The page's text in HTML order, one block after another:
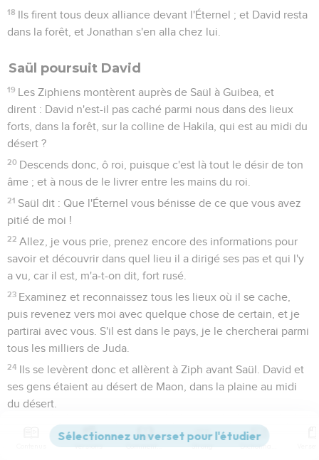
18 Ils firent tous deux alliance devant l'Éternel ; et David resta
dans la forêt, et Jonathan s'en alla chez lui.
Saül poursuit David
19 Les Ziphiens montèrent auprès de Saül à Guibea, et
dirent : David n'est-il pas caché parmi nous dans des lieux
forts, dans la forêt, sur la colline de Hakila, qui est au midi du
désert ?
20 Descends donc, ô roi, puisque c'est là tout le désir de ton
âme ; et à nous de le livrer entre les mains du roi.
21 Saül dit : Que l'Éternel vous bénisse de ce que vous avez
pitié de moi !
22 Allez, je vous prie, prenez encore des informations pour
savoir et découvrir dans quel lieu il a dirigé ses pas et qui l'y
a vu, car il est, m'a-t-on dit, fort rusé.
23 Examinez et reconnaissez tous les lieux où il se cache,
puis revenez vers moi avec quelque chose de certain, et je
partirai avec vous. S'il est dans le pays, je le chercherai parmi
tous les milliers de Juda.
24 Ils se levèrent donc et allèrent à Ziph avant Saül. David et
ses gens étaient au désert de Maon, dans la plaine au midi
du désert.
Saül partit avec ses gens à la recherche de David. Et l'on
en informa David, qui descendit le rocher et resta dans le
Versions Commentaires Strong